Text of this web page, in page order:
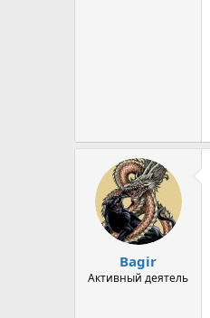
Bagir
Активный деятель